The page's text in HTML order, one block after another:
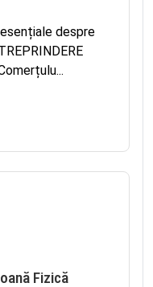
despre
Fizică